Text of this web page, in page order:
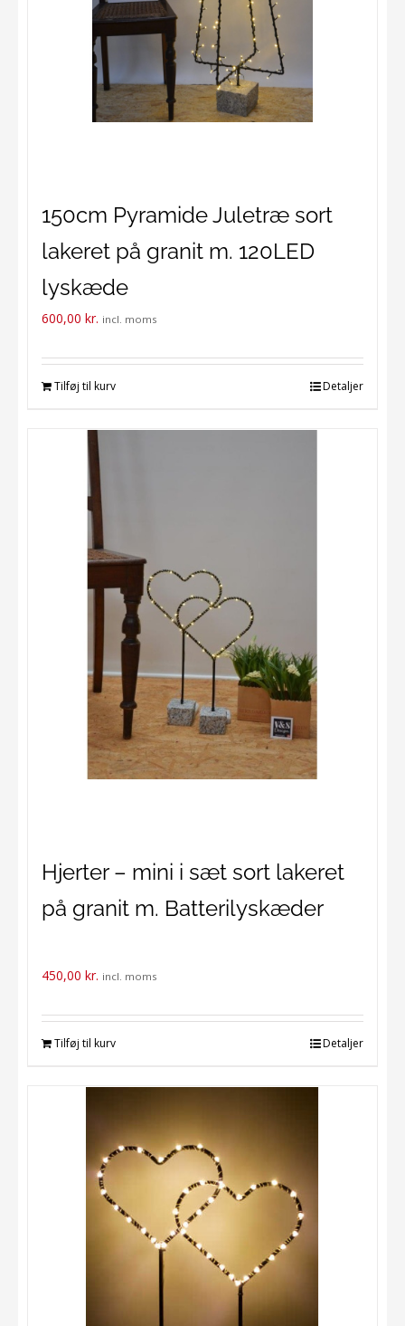
150cm Pyramide Juletræ sort
lakeret på granit m. 120LED
lyskæde
600,00 kr. incl. moms
Tilføj til kurv Detaljer
Hjerter – mini i sæt sort lakeret
på granit m. Batterilyskæder
450,00 kr. incl. moms
Tilføj til kurv Detaljer